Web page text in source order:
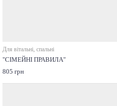
Для вітальні, спальні
"СІМЕЙНІ ПРАВИЛА"
805 грн